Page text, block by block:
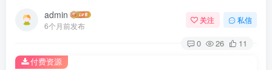
admin
6个月前发布
关注 私信
0 26 11
付费资源